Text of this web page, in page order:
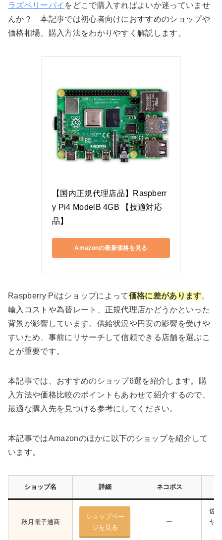
ラズベリーパイ をどこで購入すればよいか迷っていませ
んか？ 本記事では初心者向けにおすすめのショップや
価格相場、購入方法をわかりやすく解説します。
【国内正規代理店品】Raspberr
y Pi4 ModelB 4GB 【技適対応
品】
Amazonの最新価格を見る
Raspberry Piはショップによって価格に差があります。
輸入コストや為替レート、正規代理店かどうかといった
背景が影響しています。供給状況や円安の影響を受けや
すいため、事前にリサーチして信頼できる店舗を選ぶこ
とが重要です。
本記事では、おすすめのショップ6選を紹介します。購
入方法や価格比較のポイントもあわせて紹介するので、
最適な購入先を見つける参考にしてください。
本記事ではAmazonのほかに以下のショップを紹介して
います。
ショップ名 詳細 ネコポス
秋月電子通商
ショップペー
ジを見る
ー
佐
ヤ